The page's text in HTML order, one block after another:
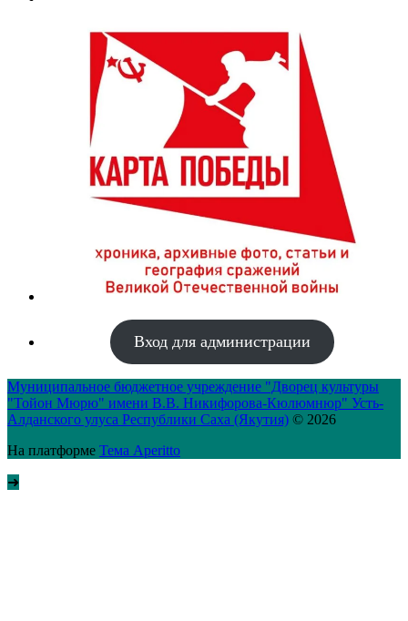
Вход для администрации
Муниципальное бюджетное учреждение "Дворец культуры
"Тойон Мюрю" имени В.В. Никифорова-Кюлюмнюр" Усть-
Алданского улуса Республики Саха (Якутия) © 2026
На платформе Тема Aperitto
➜